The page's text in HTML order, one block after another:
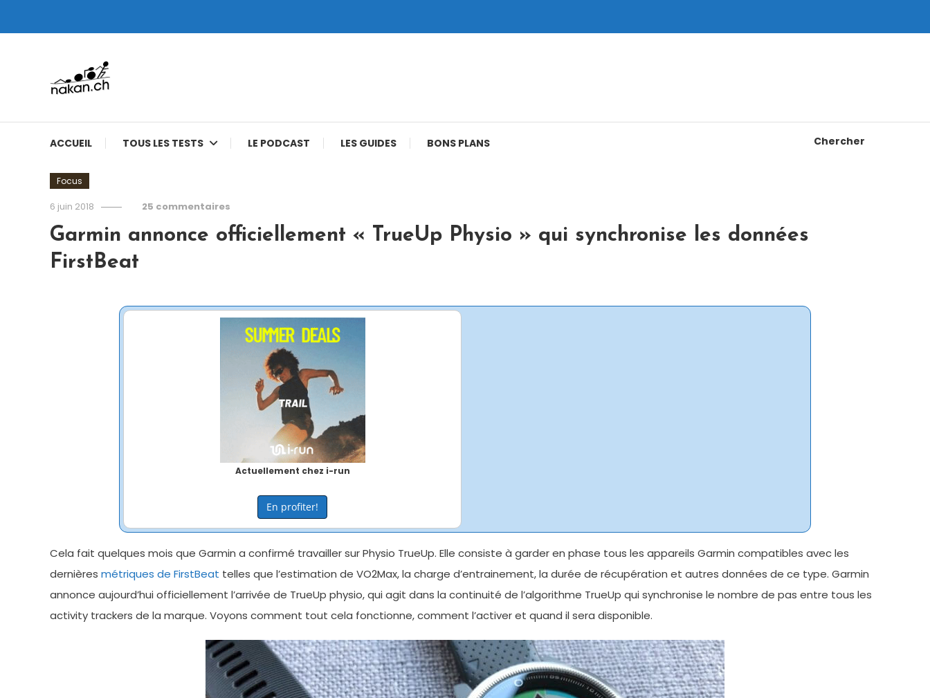
ACCUEIL TOUS LES TESTS LE PODCAST LES GUIDES BONS PLANS Chercher
Focus
6 juin 2018 25 commentaires
Garmin annonce officiellement « TrueUp Physio » qui synchronise les données
FirstBeat
Actuellement chez i-run
En profiter!
Cela fait quelques mois que Garmin a confirmé travailler sur Physio TrueUp. Elle consiste à garder en phase tous les appareils Garmin compatibles avec les
dernières métriques de FirstBeat telles que l’estimation de VO2Max, la charge d’entrainement, la durée de récupération et autres données de ce type. Garmin
annonce aujourd’hui officiellement l’arrivée de TrueUp physio, qui agit dans la continuité de l’algorithme TrueUp qui synchronise le nombre de pas entre tous les
activity trackers de la marque. Voyons comment tout cela fonctionne, comment l’activer et quand il sera disponible.